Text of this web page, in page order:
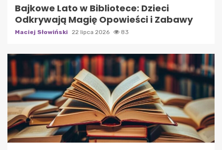
Bajkowe Lato w Bibliotece: Dzieci
Odkrywają Magię Opowieści i Zabawy
Maciej Słowiński 22 lipca 2026 83